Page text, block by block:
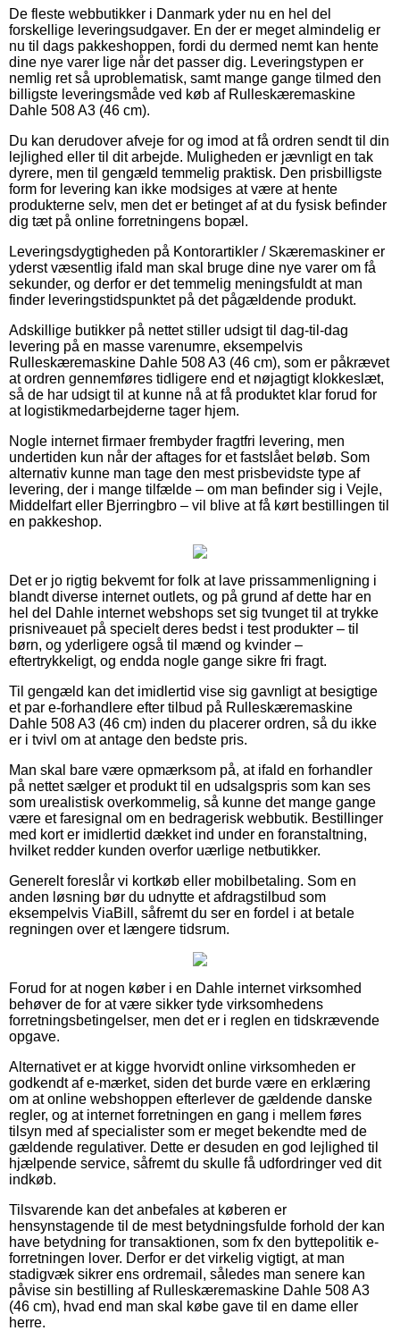
De fleste webbutikker i Danmark yder nu en hel del
forskellige leveringsudgaver. En der er meget almindelig er
nu til dags pakkeshoppen, fordi du dermed nemt kan hente
dine nye varer lige når det passer dig. Leveringstypen er
nemlig ret så uproblematisk, samt mange gange tilmed den
billigste leveringsmåde ved køb af Rulleskæremaskine
Dahle 508 A3 (46 cm).
Du kan derudover afveje for og imod at få ordren sendt til din
lejlighed eller til dit arbejde. Muligheden er jævnligt en tak
dyrere, men til gengæld temmelig praktisk. Den prisbilligste
form for levering kan ikke modsiges at være at hente
produkterne selv, men det er betinget af at du fysisk befinder
dig tæt på online forretningens bopæl.
Leveringsdygtigheden på Kontorartikler / Skæremaskiner er
yderst væsentlig ifald man skal bruge dine nye varer om få
sekunder, og derfor er det temmelig meningsfuldt at man
finder leveringstidspunktet på det pågældende produkt.
Adskillige butikker på nettet stiller udsigt til dag-til-dag
levering på en masse varenumre, eksempelvis
Rulleskæremaskine Dahle 508 A3 (46 cm), som er påkrævet
at ordren gennemføres tidligere end et nøjagtigt klokkeslæt,
så de har udsigt til at kunne nå at få produktet klar forud for
at logistikmedarbejderne tager hjem.
Nogle internet firmaer frembyder fragtfri levering, men
undertiden kun når der aftages for et fastslået beløb. Som
alternativ kunne man tage den mest prisbevidste type af
levering, der i mange tilfælde – om man befinder sig i Vejle,
Middelfart eller Bjerringbro – vil blive at få kørt bestillingen til
en pakkeshop.
Det er jo rigtig bekvemt for folk at lave prissammenligning i
blandt diverse internet outlets, og på grund af dette har en
hel del Dahle internet webshops set sig tvunget til at trykke
prisniveauet på specielt deres bedst i test produkter – til
børn, og yderligere også til mænd og kvinder –
eftertrykkeligt, og endda nogle gange sikre fri fragt.
Til gengæld kan det imidlertid vise sig gavnligt at besigtige
et par e-forhandlere efter tilbud på Rulleskæremaskine
Dahle 508 A3 (46 cm) inden du placerer ordren, så du ikke
er i tvivl om at antage den bedste pris.
Man skal bare være opmærksom på, at ifald en forhandler
på nettet sælger et produkt til en udsalgspris som kan ses
som urealistisk overkommelig, så kunne det mange gange
være et faresignal om en bedragerisk webbutik. Bestillinger
med kort er imidlertid dækket ind under en foranstaltning,
hvilket redder kunden overfor uærlige netbutikker.
Generelt foreslår vi kortkøb eller mobilbetaling. Som en
anden løsning bør du udnytte et afdragstilbud som
eksempelvis ViaBill, såfremt du ser en fordel i at betale
regningen over et længere tidsrum.
Forud for at nogen køber i en Dahle internet virksomhed
behøver de for at være sikker tyde virksomhedens
forretningsbetingelser, men det er i reglen en tidskrævende
opgave.
Alternativet er at kigge hvorvidt online virksomheden er
godkendt af e-mærket, siden det burde være en erklæring
om at online webshoppen efterlever de gældende danske
regler, og at internet forretningen en gang i mellem føres
tilsyn med af specialister som er meget bekendte med de
gældende regulativer. Dette er desuden en god lejlighed til
hjælpende service, såfremt du skulle få udfordringer ved dit
indkøb.
Tilsvarende kan det anbefales at køberen er
hensynstagende til de mest betydningsfulde forhold der kan
have betydning for transaktionen, som fx den byttepolitik e-
forretningen lover. Derfor er det virkelig vigtigt, at man
stadigvæk sikrer ens ordremail, således man senere kan
påvise sin bestilling af Rulleskæremaskine Dahle 508 A3
(46 cm), hvad end man skal købe gave til en dame eller
herre.